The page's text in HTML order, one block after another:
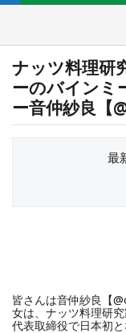
ナッツ料理研
ーのバインミ
ー音仲紗良
最
皆さんは音仲紗良【
女は、ナッツ料理研
代表取締役で日本初と